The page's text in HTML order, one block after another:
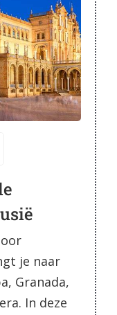
je naar
Granada,
In deze